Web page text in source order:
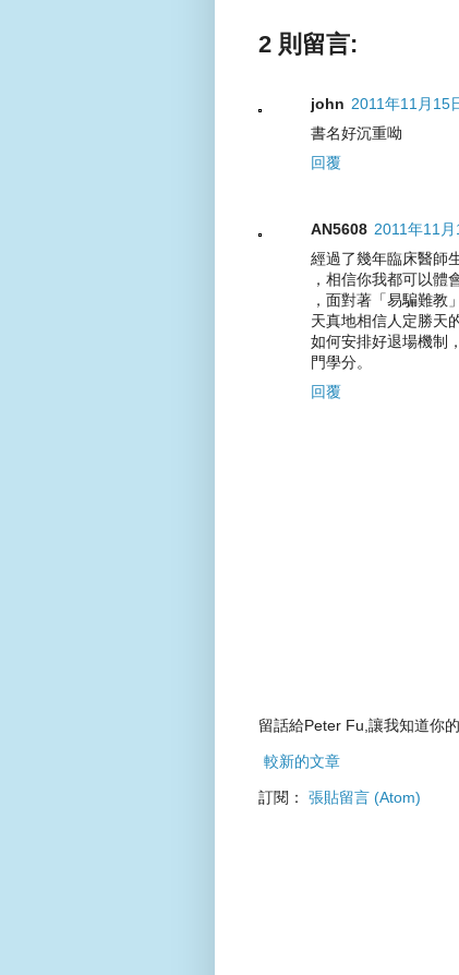
2 則留言:
john 2011年11月15
書名好沉重呦
回覆
AN5608 2011年11
經過了幾年臨床醫師
，相信你我都可以體
，面對著「易騙難教
天真地相信人定勝天
如何安排好退場機制
門學分。
回覆
留話給Peter Fu,讓我知道你
較新的文章
訂閱： 張貼留言 (Atom)